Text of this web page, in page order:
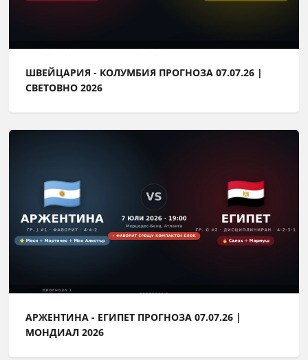
ШВЕЙЦАРИЯ - КОЛУМБИЯ ПРОГНОЗА 07.07.26 |
СВЕТОВНО 2026
АРЖЕНТИНА - ЕГИПЕТ ПРОГНОЗА 07.07.26 |
МОНДИАЛ 2026